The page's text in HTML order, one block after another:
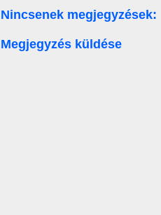
Nincsenek megjegyzések:
Megjegyzés küldése